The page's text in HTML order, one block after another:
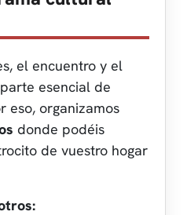
el encuentro y el
esencial de
eso, organizamos
donde podéis
de vuestro hogar